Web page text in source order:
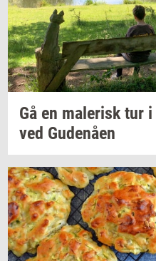
Gå en ma­le­risktur i
ved Gu­denå­en